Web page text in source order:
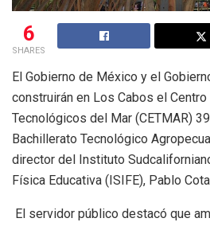
6
SHARES
El Gobierno de México y el
construirán en Los Cabos el
Tecnológicos del Mar (CETMAR)
Bachillerato Tecnológico
director del Instituto
Física Educativa (ISIFE), Pablo
El servidor público destacó que